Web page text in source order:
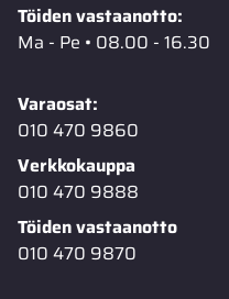
Töiden vastaanotto:
Ma - Pe • 08.00 - 16.30
Varaosat:
010 470 9860
Verkkokauppa
010 470 9888
Töiden vastaanotto
010 470 9870